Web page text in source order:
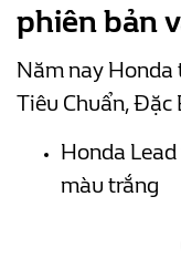
phiên bản
Năm nay Honda
Tiêu Chuẩn, Đặc
Honda
màu trắng